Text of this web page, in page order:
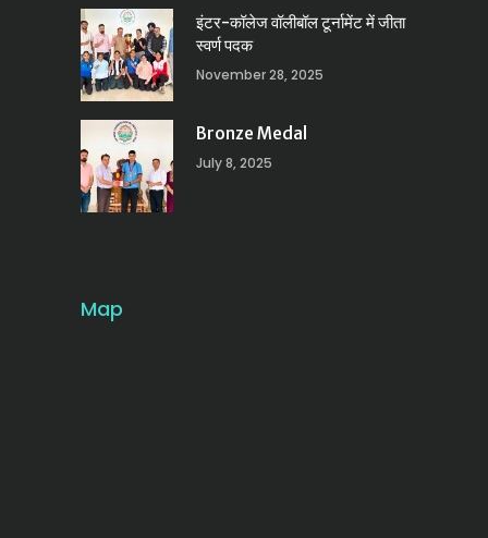
इंटर-कॉलेज वॉलीबॉल टूर्नामेंट में जीता
स्वर्ण पदक
November 28, 2025
Bronze Medal
July 8, 2025
Map